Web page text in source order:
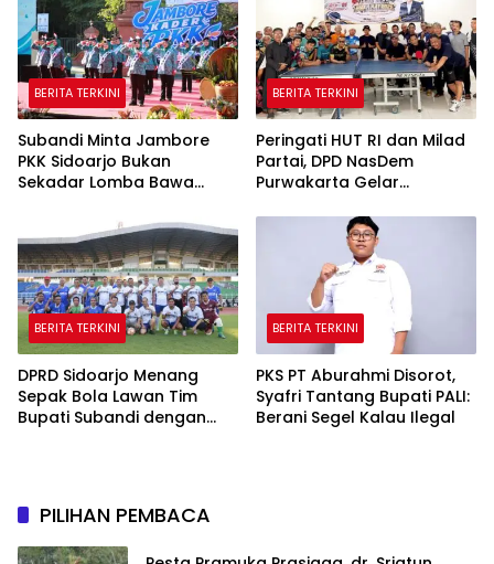
BERITA TERKINI
Subandi Minta Jambore
PKK Sidoarjo Bukan
Sekadar Lomba Bawa
untuk Warga
BERITA TERKINI
Peringati HUT RI dan Milad
Partai, DPD NasDem
Purwakarta Gelar
hingga Baksos Gratis
BERITA TERKINI
DPRD Sidoarjo Menang
Sepak Bola Lawan Tim
Bupati Subandi dengan
BERITA TERKINI
PKS PT Aburahmi Disorot,
Syafri Tantang Bupati PALI:
Berani Segel Kalau Ilegal
PILIHAN PEMBACA